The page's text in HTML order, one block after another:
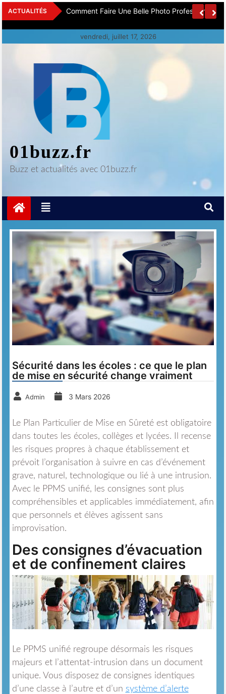
Skip
to
ACTUALITÉS
Offshore Comment Faire Une Belle Photo Professionnelle
vendredi, juillet 17, 2026
01buzz.fr
Buzz et actualités avec 01buzz.fr
Sécurité dans les écoles : ce que le plan
de mise en sécurité change vraiment
Admin 3 Mars 2026
Le Plan Particulier de Mise en Sûreté est obligatoire
dans toutes les écoles, collèges et lycées. Il recense
les risques propres à chaque établissement et
prévoit l’organisation à suivre en cas d’événement
grave, naturel, technologique ou lié à une intrusion.
Avec le PPMS unifié, les consignes sont plus
compréhensibles et applicables immédiatement, afin
que personnels et élèves agissent sans
improvisation.
Des consignes d’évacuation
et de confinement claires
Le PPMS unifié regroupe désormais les risques
majeurs et l’attentat-intrusion dans un document
unique. Vous disposez de consignes identiques
d’une classe à l’autre et d’un système d’alerte